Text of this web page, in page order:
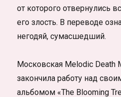
от которого отвернулись
его злость. В переводе
негодяй, сумасшедший.
Московская Melodic Death
закончила работу над
альбомом «The Blooming